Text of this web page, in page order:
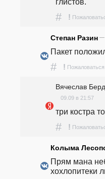
# !
Степан Разин —
Пакет
# ! Пожаловаться
Вячеслав
09.09 в 21:57
три костра
# !
Колыма
Прям мана
хохлопитеки